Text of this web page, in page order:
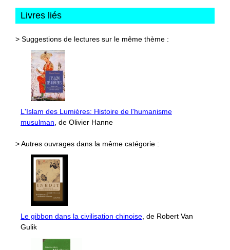
Livres liés
> Suggestions de lectures sur le même thème :
L'Islam des Lumières: Histoire de l'humanisme
musulman, de Olivier Hanne
> Autres ouvrages dans la même catégorie :
Le gibbon dans la civilisation chinoise, de Robert Van
Gulik